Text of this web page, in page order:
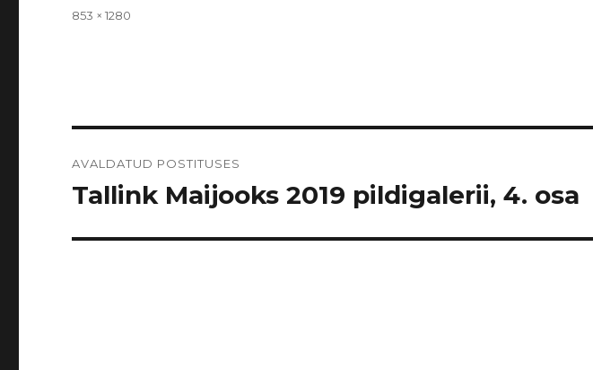
Täissuurus
853 × 1280
AVALDATUD POSTITUSES
Tallink Maijooks 2019 pildigalerii, 4. osa